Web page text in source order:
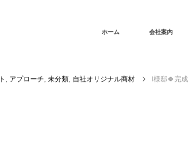
ホーム 会社案内
アプローチ 未分類 自社オリジナル商材 I様邸🍀完成